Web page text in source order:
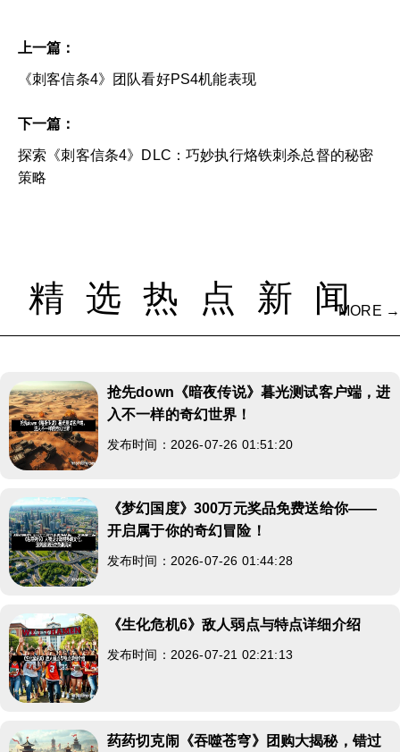
上一篇：
《刺客信条4》团队看好PS4机能表现
下一篇：
探索《刺客信条4》DLC：巧妙执行烙铁刺杀总督的秘密
策略
精选热点新闻
MORE →
抢先down《暗夜传说》暮光测试客户端，进
入不一样的奇幻世界！
发布时间：2026-07-26 01:51:20
《梦幻国度》300万元奖品免费送给你——
开启属于你的奇幻冒险！
发布时间：2026-07-26 01:44:28
《生化危机6》敌人弱点与特点详细介绍
发布时间：2026-07-21 02:21:13
药药切克闹《吞噬苍穹》团购大揭秘，错过